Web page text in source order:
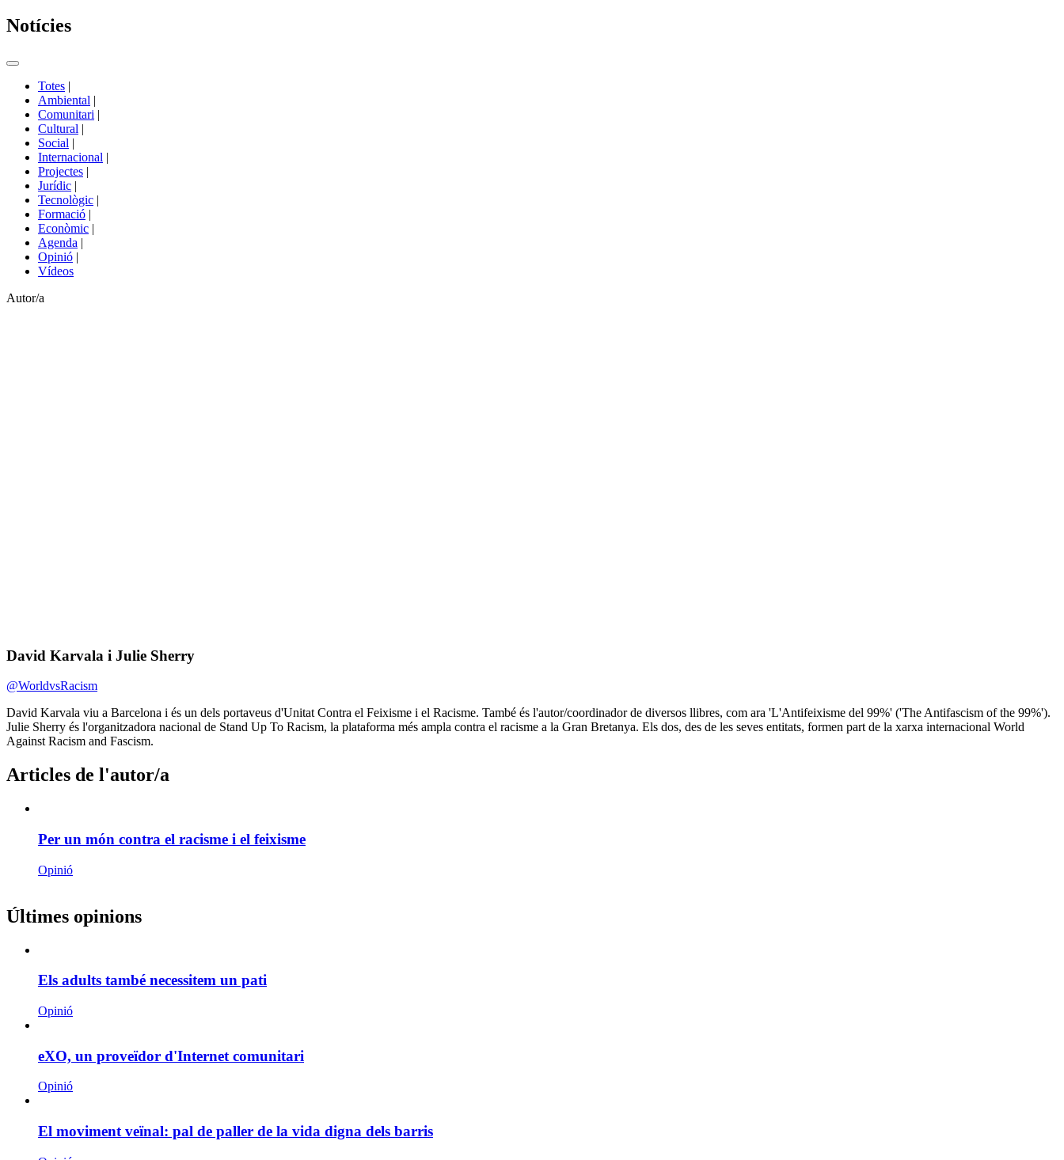
Notícies
Commutador
portals
Totes |
Ambiental |
Comunitari |
Cultural |
Social |
Internacional |
Projectes |
Jurídic |
Tecnològic |
Formació |
Econòmic |
Agenda |
Opinió |
Vídeos
Autor/a
David Karvala i Julie Sherry
Twitter
l'autor/a:
@WorldvsRacism
Presentació
de
l'autor/a:
David Karvala viu a Barcelona i és un dels portaveus d'Unitat Contra el Feixisme i el Racisme. També és l'autor/coordinador de diversos llibres, com ara 'L'Antifeixisme del 99%' ('The Antifascism of the 99%').
Julie Sherry és l'organitzadora nacional de Stand Up To Racism, la plataforma més ampla contra el racisme a la Gran Bretanya. Els dos, des de les seves entitats, formen part de la xarxa internacional World
Against Racism and Fascism.
Articles de l'autor/a
Per un món contra el racisme i el feixisme
Opinió
Últimes opinions
Els adults també necessitem un pati
Opinió
eXO, un proveïdor d'Internet comunitari
Opinió
El moviment veïnal: pal de paller de la vida digna dels barris